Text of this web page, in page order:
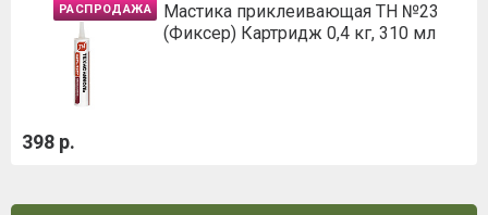
РАСПРОДАЖА
Мастика приклеивающая ТН №23
(Фиксер) Картридж 0,4 кг, 310 мл
398 р.